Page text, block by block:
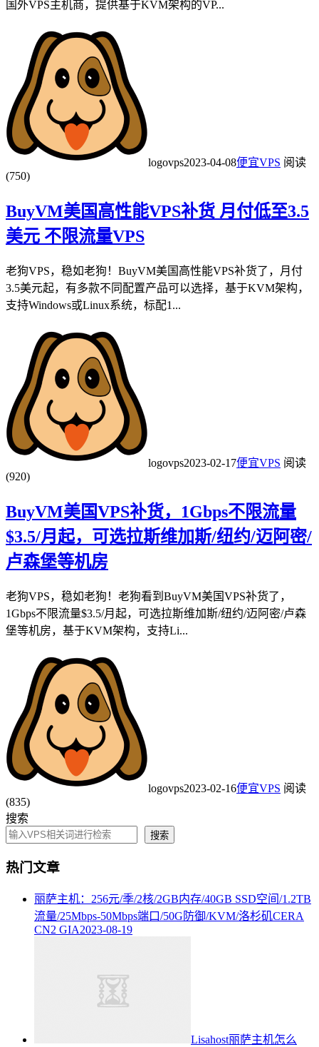
国外VPS主机商，提供基于KVM架构的VP...
logovps2023-04-08便宜VPS 阅读
(750)
BuyVM美国高性能VPS补货 月付低至3.5
美元 不限流量VPS
老狗VPS，稳如老狗！BuyVM美国高性能VPS补货了，月付
3.5美元起，有多款不同配置产品可以选择，基于KVM架构，
支持Windows或Linux系统，标配1...
logovps2023-02-17便宜VPS 阅读
(920)
BuyVM美国VPS补货，1Gbps不限流量
$3.5/月起，可选拉斯维加斯/纽约/迈阿密/
卢森堡等机房
老狗VPS，稳如老狗！老狗看到BuyVM美国VPS补货了，
1Gbps不限流量$3.5/月起，可选拉斯维加斯/纽约/迈阿密/卢森
堡等机房，基于KVM架构，支持Li...
logovps2023-02-16便宜VPS 阅读
(835)
搜索
搜索
热门文章
丽萨主机：256元/季/2核/2GB内存/40GB SSD空间/1.2TB
流量/25Mbps-50Mbps端口/50G防御/KVM/洛杉矶CERA
CN2 GIA2023-08-19
Lisahost丽萨主机怎么